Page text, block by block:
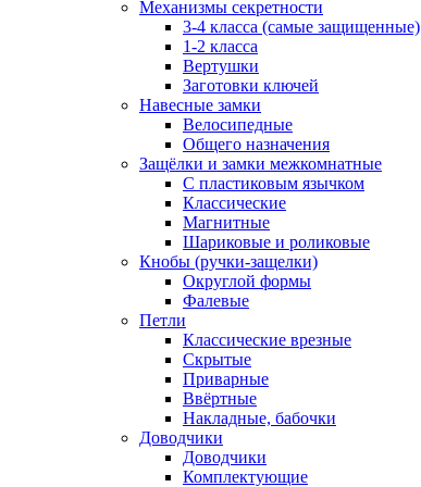
Механизмы секретности
3-4 класса (самые защищенные)
1-2 класса
Вертушки
Заготовки ключей
Навесные замки
Велосипедные
Общего назначения
Защёлки и замки межкомнатные
С пластиковым язычком
Классические
Магнитные
Шариковые и роликовые
Кнобы (ручки-защелки)
Округлой формы
Фалевые
Петли
Классические врезные
Скрытые
Приварные
Ввёртные
Накладные, бабочки
Доводчики
Доводчики
Комплектующие